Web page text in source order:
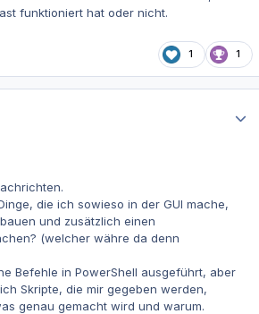
funktioniert hat oder nicht.
1 1
die ich sowieso in der GUI mache,
und zusätzlich einen
(welcher währe da denn
Befehle in PowerShell ausgeführt, aber
Skripte, die mir gegeben werden,
genau gemacht wird und warum.